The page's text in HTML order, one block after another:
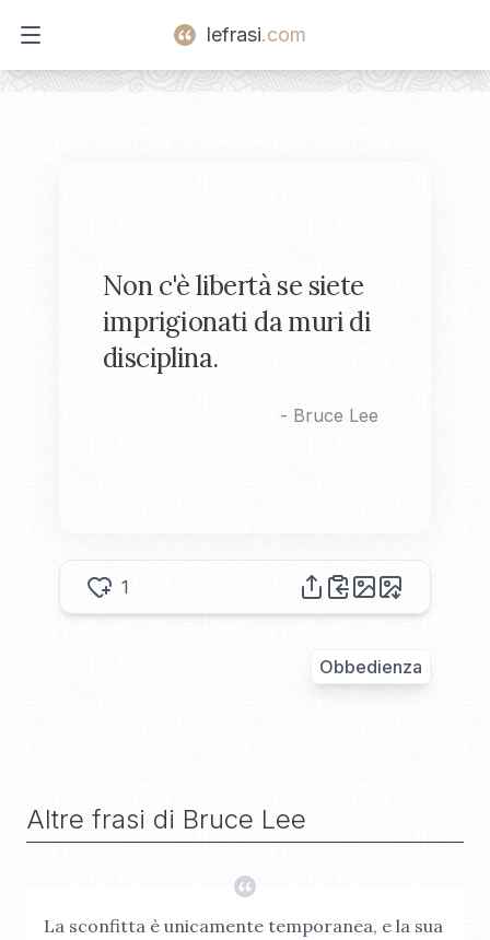
Open main menu
lefrasi.com
Non c'è libertà se siete
imprigionati da muri di
disciplina.
- Bruce Lee
1
Obbedienza
Altre frasi di Bruce Lee
La sconfitta è unicamente temporanea, e la sua